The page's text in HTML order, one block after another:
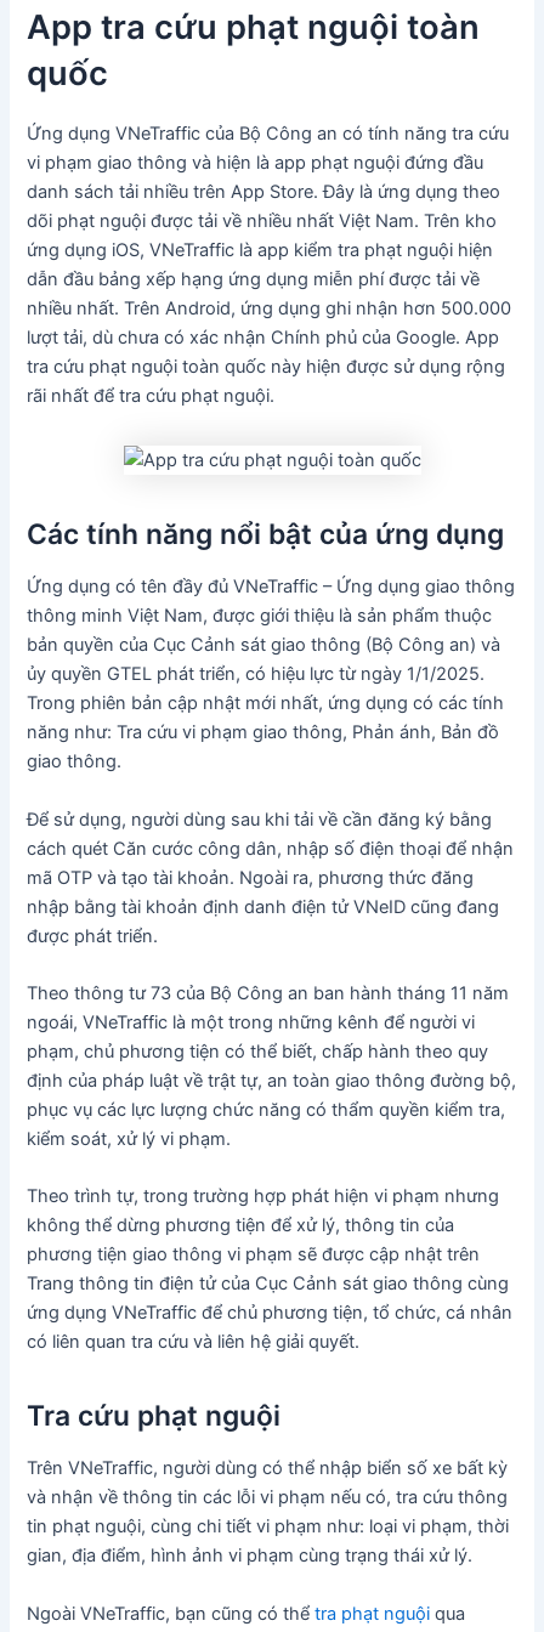
App tra cứu phạt nguội toàn
quốc
Ứng dụng VNeTraffic của Bộ Công an có tính năng tra cứu
vi phạm giao thông và hiện là app phạt nguội đứng đầu
danh sách tải nhiều trên App Store. Đây là ứng dụng theo
dõi phạt nguội được tải về nhiều nhất Việt Nam. Trên kho
ứng dụng iOS, VNeTraffic là app kiểm tra phạt nguội hiện
dẫn đầu bảng xếp hạng ứng dụng miễn phí được tải về
nhiều nhất. Trên Android, ứng dụng ghi nhận hơn 500.000
lượt tải, dù chưa có xác nhận Chính phủ của Google. App
tra cứu phạt nguội toàn quốc này hiện được sử dụng rộng
rãi nhất để tra cứu phạt nguội.
Các tính năng nổi bật của ứng dụng
Ứng dụng có tên đầy đủ VNeTraffic – Ứng dụng giao thông
thông minh Việt Nam, được giới thiệu là sản phẩm thuộc
bản quyền của Cục Cảnh sát giao thông (Bộ Công an) và
ủy quyền GTEL phát triển, có hiệu lực từ ngày 1/1/2025.
Trong phiên bản cập nhật mới nhất, ứng dụng có các tính
năng như: Tra cứu vi phạm giao thông, Phản ánh, Bản đồ
giao thông.
Để sử dụng, người dùng sau khi tải về cần đăng ký bằng
cách quét Căn cước công dân, nhập số điện thoại để nhận
mã OTP và tạo tài khoản. Ngoài ra, phương thức đăng
nhập bằng tài khoản định danh điện tử VNeID cũng đang
được phát triển.
Theo thông tư 73 của Bộ Công an ban hành tháng 11 năm
ngoái, VNeTraffic là một trong những kênh để người vi
phạm, chủ phương tiện có thể biết, chấp hành theo quy
định của pháp luật về trật tự, an toàn giao thông đường bộ,
phục vụ các lực lượng chức năng có thẩm quyền kiểm tra,
kiểm soát, xử lý vi phạm.
Theo trình tự, trong trường hợp phát hiện vi phạm nhưng
không thể dừng phương tiện để xử lý, thông tin của
phương tiện giao thông vi phạm sẽ được cập nhật trên
Trang thông tin điện tử của Cục Cảnh sát giao thông cùng
ứng dụng VNeTraffic để chủ phương tiện, tổ chức, cá nhân
có liên quan tra cứu và liên hệ giải quyết.
Tra cứu phạt nguội
Trên VNeTraffic, người dùng có thể nhập biển số xe bất kỳ
và nhận về thông tin các lỗi vi phạm nếu có, tra cứu thông
tin phạt nguội, cùng chi tiết vi phạm như: loại vi phạm, thời
gian, địa điểm, hình ảnh vi phạm cùng trạng thái xử lý.
Ngoài VNeTraffic, bạn cũng có thểtra phạt nguội qua